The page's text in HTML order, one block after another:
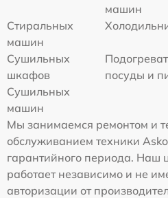
машин
Стиральных
машин
Сушильных
шкафов
посуды и
Сушильных
машин
Мы занимаемся ремонтом и
обслуживанием техники
гарантийного периода. Наш
работает независимо и не
авторизации от